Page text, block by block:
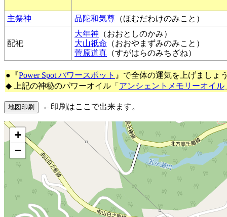
主祭神 品陀和気尊 （ほむだわけのみこと）
配祀
大年神 （おおとしのかみ）
大山祇命 （おおやまずみのみこと）
菅原道真 （すがはらのみちざね）
●『Power Spot パワースポット 』で全体の運気を上げましょ
◆ 上記の神秘のパワーオイル「 アンシェントメモリーオイル
←印刷はここで出来ます。
+
−